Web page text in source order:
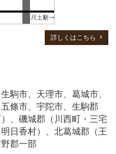
詳しくはこちら
駒市、天理市、葛城市、
條市、宇陀市、生駒郡
、磯城郡（川西町・三宅
日香村）、北葛城郡（王
郡一部